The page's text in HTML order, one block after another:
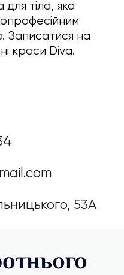
для тіла, яка
Записатися на
краси Diva.
53А